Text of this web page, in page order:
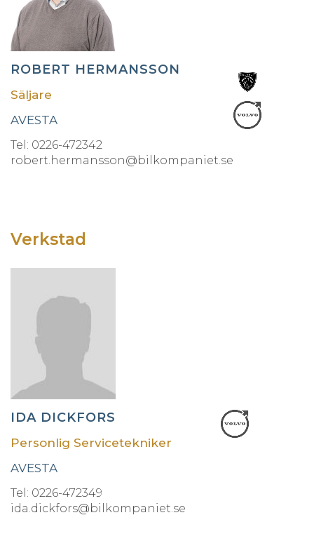
ROBERT HERMANSSON
Säljare
AVESTA
Tel: 0226-472342
robert.hermansson@bilkompaniet.se
Verkstad
IDA DICKFORS
Personlig Servicetekniker
AVESTA
Tel: 0226-472349
ida.dickfors@bilkompaniet.se